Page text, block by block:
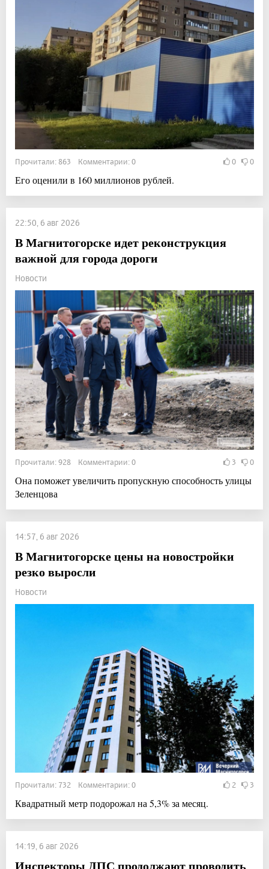
Прочитали: 863 Комментарии: 0 0 0
Его оценили в 160 миллионов рублей.
22:50, 6 авг 2026
В Магнитогорске идет реконструкция
важной для города дороги
Новости
Прочитали: 928 Комментарии: 0 3 0
Она поможет увеличить пропускную способность улицы
Зеленцова
14:57, 6 авг 2026
В Магнитогорске цены на новостройки
резко выросли
Новости
Прочитали: 732 Комментарии: 0 2 3
Квадратный метр подорожал на 5,3% за месяц.
14:19, 6 авг 2026